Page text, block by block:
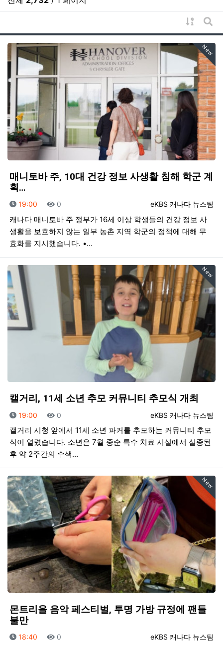
게시물
게
New
매니토바 주, 10대 건강 정보 사생활 침해 학군 계
획…
등록자
eKBS 캐나다 뉴스팀
등록일
19:00 조회
0
캐나다 매니토바 주 정부가 16세 이상 학생들의 건강 정보 사
생활을 보호하지 않는 일부 농촌 지역 학군의 정책에 대해 무
효화를 지시했습니다. •…
New
캘거리, 11세 소년 추모 커뮤니티 추모식 개최
등록자
eKBS 캐나다 뉴스팀
등록일
19:00 조회
0
캘거리 시청 앞에서 11세 소년 파커를 추모하는 커뮤니티 추모
식이 열렸습니다. 소년은 7월 중순 특수 치료 시설에서 실종된
후 약 2주간의 수색…
New
몬트리올 음악 페스티벌, 투명 가방 규정에 팬들
불만
등록자
eKBS 캐나다 뉴스팀
등록일
18:40 조회
0